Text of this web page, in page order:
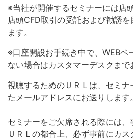
※当社が開催するセミナーには店
店頭CFD取引の受託および勧誘
ます。
※口座開設お手続き中で、WEBペ
ない場合はカスタマーデスクまで
視聴するためのＵＲＬは、セミ
たメールアドレスにお送りします。
セミナーをご欠席される際には
ＵＲＬの都合上、必ず事前にカ